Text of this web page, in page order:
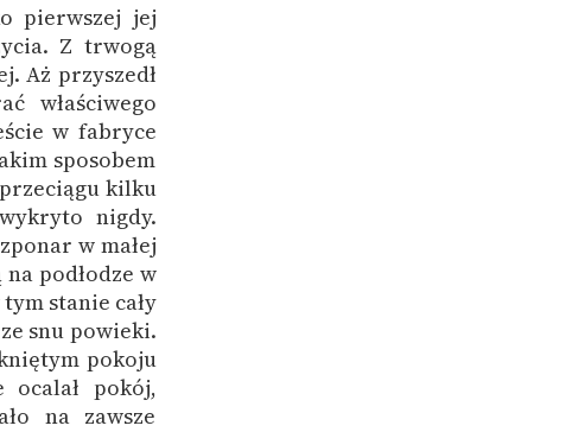
pierwszej jej
Z trwogą
Aż przyszedł
właściwego
w fabryce
sposobem
przeciągu kilku
nigdy.
w małej
podłodze w
stanie cały
snu powieki.
pokoju
pokój,
na zawsze